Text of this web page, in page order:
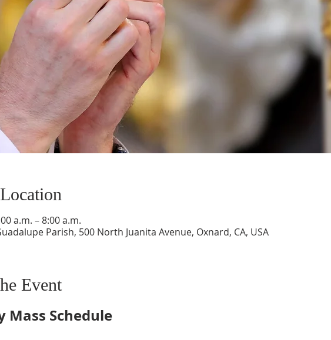
a.m. – 8:00 a.m.
Parish, 500 North Juanita Avenue, Oxnard, CA, USA
Event
Mass Schedule